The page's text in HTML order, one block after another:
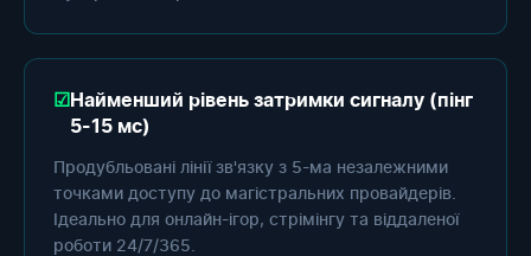
Найменший рівень затримки сигналу (пінг
5-15 мс)
Продубльовані лінії зв'язку з 5-ма незалежними
точками доступу до магістральних провайдерів.
Ідеально для онлайн-ігор, стрімінгу та віддаленої
роботи 24/7/365.